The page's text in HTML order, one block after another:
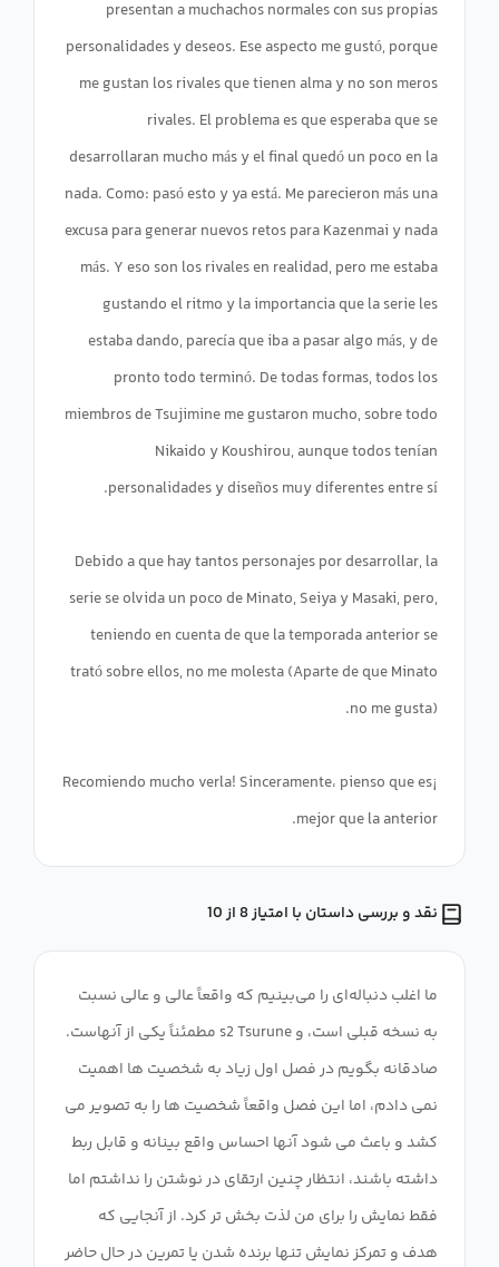
presentan a muchachos normales con sus propias
personalidades y deseos. Ese aspecto me gustó, porque
me gustan los rivales que tienen alma y no son meros
rivales. El problema es que esperaba que se
desarrollaran mucho más y el final quedó un poco en la
nada. Como: pasó esto y ya está. Me parecieron más una
excusa para generar nuevos retos para Kazenmai y nada
más. Y eso son los rivales en realidad, pero me estaba
gustando el ritmo y la importancia que la serie les
estaba dando, parecía que iba a pasar algo más, y de
pronto todo terminó. De todas formas, todos los
miembros de Tsujimine me gustaron mucho, sobre todo
Nikaido y Koushirou, aunque todos tenían
Debido a que hay tantos personajes por desarrollar, la
serie se olvida un poco de Minato, Seiya y Masaki, pero,
teniendo en cuenta de que la temporada anterior se
trató sobre ellos, no me molesta (Aparte de que Minato
¡Recomiendo mucho verla! Sinceramente، pienso que es
mejor que la anterior.
نقد و بررسی داستان با امتیاز 8 از 10
ما اغلب دنباله‌ای را می‌بینیم که واقعاً عالی و عالی نسبت
به نسخه قبلی است، و s2 Tsurune مطمئناً یکی از آنهاست.
صادقانه بگویم در فصل اول زیاد به شخصیت ها اهمیت
نمی دادم، اما این فصل واقعاً شخصیت ها را به تصویر می
کشد و باعث می شود آنها احساس واقع بینانه و قابل ربط
داشته باشند، انتظار چنین ارتقای در نوشتن را نداشتم اما
فقط نمایش را برای من لذت بخش تر کرد. از آنجایی که
هدف و تمرکز نمایش تنها برنده شدن یا تمرین در حال حاضر